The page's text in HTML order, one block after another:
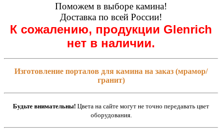
Поможем в выборе камина!
Доставка по всей России!
К сожалению, продукции Glenrich
нет в наличии.
Изготовление порталов для камина на заказ (мрамор/
гранит)
Будьте внимательны! Цвета на сайте могут не точно передавать цвет
оборудования.